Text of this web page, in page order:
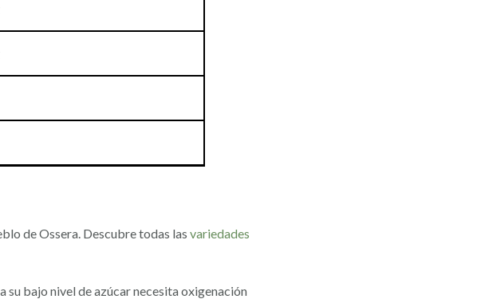
de Ossera. Descubre todas las variedades
su bajo nivel de azúcar necesita oxigenación